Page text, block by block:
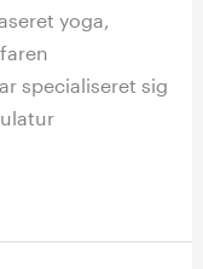
yoga,
specialiseret sig